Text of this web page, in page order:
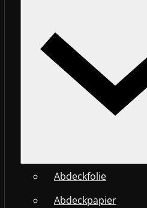
Abdeckfolie
Abdeckpapier